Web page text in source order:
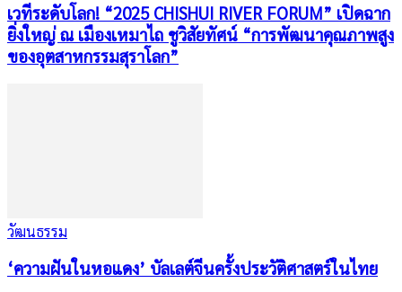
เวทีระดับโลก! “2025 CHISHUI RIVER FORUM” เปิดฉาก
ยิ่งใหญ่ ณ เมืองเหมาไถ ชูวิสัยทัศน์ “การพัฒนาคุณภาพสูง
ของอุตสาหกรรมสุราโลก”
วัฒนธรรม
‘ความฝันในหอแดง’ บัลเลต์จีนครั้งประวัติศาสตร์ในไทย